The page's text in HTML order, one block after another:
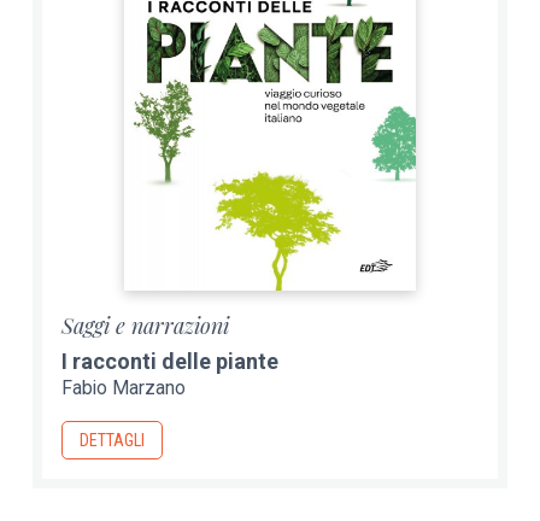
Saggi e narrazioni
I racconti delle piante
Fabio Marzano
DETTAGLI